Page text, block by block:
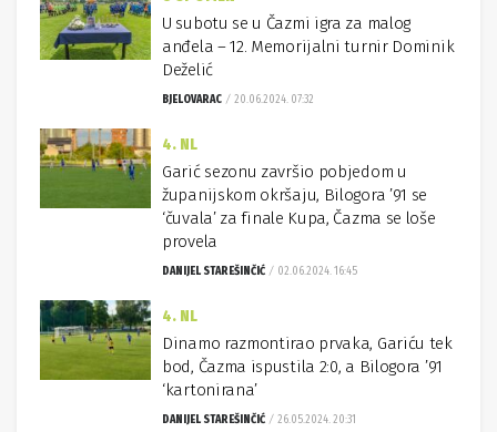
U subotu se u Čazmi igra za malog
anđela – 12. Memorijalni turnir Dominik
Deželić
BJELOVARAC 20.06.2024. 07:32
4. NL
Garić sezonu završio pobjedom u
županijskom okršaju, Bilogora ’91 se
‘čuvala’ za finale Kupa, Čazma se loše
provela
DANIJEL STAREŠINČIĆ 02.06.2024. 16:45
4. NL
Dinamo razmontirao prvaka, Gariću tek
bod, Čazma ispustila 2:0, a Bilogora ’91
‘kartonirana’
DANIJEL STAREŠINČIĆ 26.05.2024. 20:31